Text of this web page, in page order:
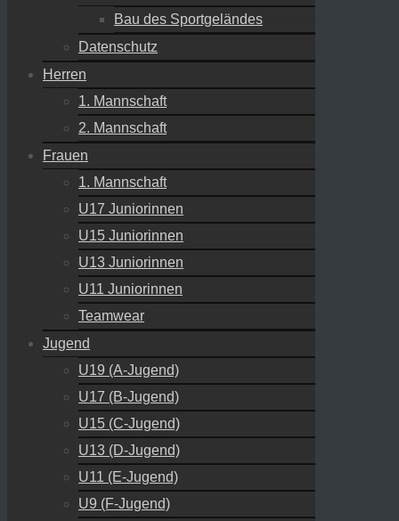
Bau des Sportgeländes
Datenschutz
Herren
1. Mannschaft
2. Mannschaft
Frauen
1. Mannschaft
U17 Juniorinnen
U15 Juniorinnen
U13 Juniorinnen
U11 Juniorinnen
Teamwear
Jugend
U19 (A-Jugend)
U17 (B-Jugend)
U15 (C-Jugend)
U13 (D-Jugend)
U11 (E-Jugend)
U9 (F-Jugend)